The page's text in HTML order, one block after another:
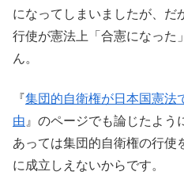
になってしまいましたが、だ
行使が憲法上「合憲になった
ん。
『集団的自衛権が日本国憲法
由 』のページでも論じたよう
あっては集団的自衛権の行使
に成立しえないからです。